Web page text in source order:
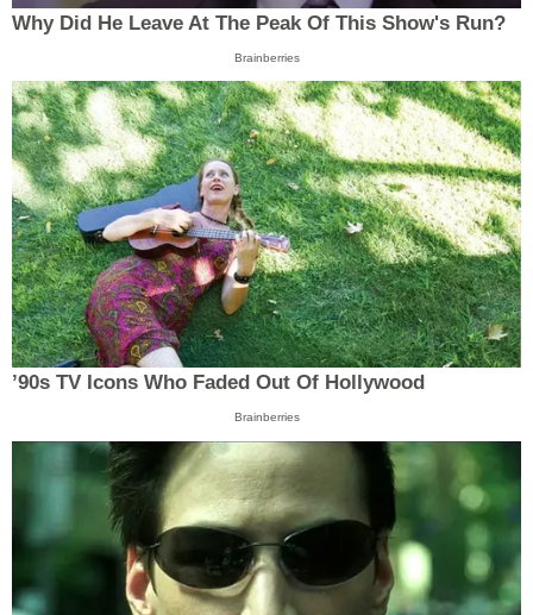
Why Did He Leave At The Peak Of This Show's Run?
Brainberries
’90s TV Icons Who Faded Out Of Hollywood
Brainberries